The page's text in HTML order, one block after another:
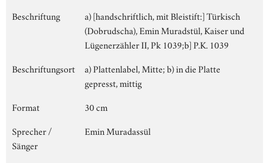
Beschriftung
a) [handschriftlich, mit Bleistift:] Türkisch
(Dobrudscha), Emin Muradstül, Kaiser und
Lügenerzähler II, Pk 1039;b] P.K. 1039
Beschriftungsort
a) Plattenlabel, Mitte; b) in die Platte
gepresst, mittig
Format
30 cm
Sprecher /
Sänger
Emin Muradassül